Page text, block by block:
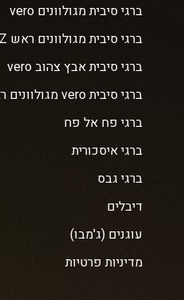
ברגי סיבית מגולוונים vero
ברגי סיבית מגולוונים ראש PZ
ברגי סיבית אבץ צהוב vero
ברגי סיבית vero מגולוונים ראש TORX + ווקס
ברגי פח אל פח
ברגי איסכורית
ברגי גבס
דיבלים
עוגנים (ג'מבו)
מדיניות פרטיות